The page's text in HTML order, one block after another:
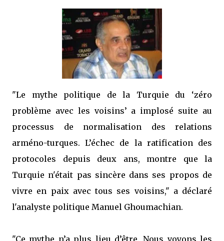
"Le mythe politique de la Turquie du ‘zéro
problème avec les voisins’ a implosé suite au
processus de normalisation des relations
arméno-turques. L’échec de la ratification des
protocoles depuis deux ans, montre que la
Turquie n'était pas sincère dans ses propos de
vivre en paix avec tous ses voisins," a déclaré
l'analyste politique Manuel Ghoumachian.
"Ce mythe n’a plus lieu d’être. Nous voyons les